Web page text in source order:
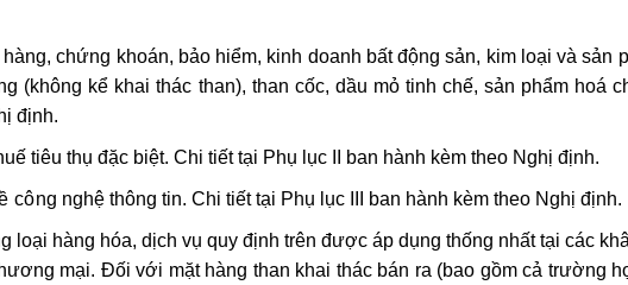
chứng khoán, bảo hiểm, kinh doanh bất động sản, kim loại và sản
(không kể khai thác than), than cốc, dầu mỏ tinh chế, sản phẩm hoá
định.
tiêu thụ đặc biệt. Chi tiết tại Phụ lục II ban hành kèm theo Nghị định.
công nghệ thông tin. Chi tiết tại Phụ lục III ban hành kèm theo Nghị định.
loại hàng hóa, dịch vụ quy định trên được áp dụng thống nhất tại các
mại. Đối với mặt hàng than khai thác bán ra (bao gồm cả trường